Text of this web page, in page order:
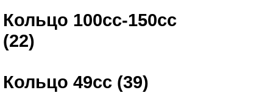
Кольцо 100сс-150сс
(22)
Кольцо 49сс (39)